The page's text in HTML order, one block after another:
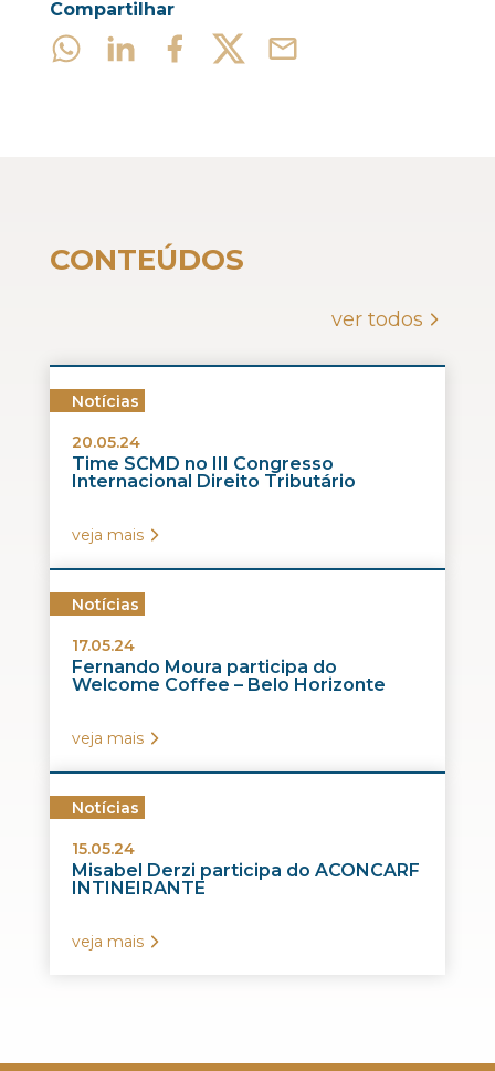
Compartilhar
CONTEÚDOS
ver todos
Notícias
20.05.24
Time SCMD no III Congresso
Internacional Direito Tributário
veja mais
Notícias
17.05.24
Fernando Moura participa do
Welcome Coffee – Belo Horizonte
veja mais
Notícias
15.05.24
Misabel Derzi participa do ACONCARF
INTINEIRANTE
veja mais